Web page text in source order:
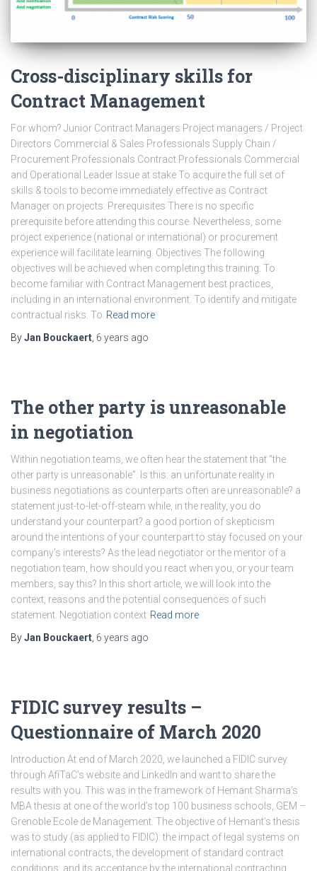
Cross-disciplinary skills for
Contract Management
For whom? Junior Contract Managers Project managers / Project
Directors Commercial & Sales Professionals Supply Chain /
Procurement Professionals Contract Professionals Commercial
and Operational Leader Issue at stake To acquire the full set of
skills & tools to become immediately effective as Contract
Manager on projects. Prerequisites There is no specific
prerequisite before attending this course. Nevertheless, some
project experience (national or international) or procurement
experience will facilitate learning. Objectives The following
objectives will be achieved when completing this training: To
become familiar with Contract Management best practices,
including in an international environment. To identify and mitigate
contractual risks. To Read more
ByJan Bouckaert 6 years ago
The other party is unreasonable
in negotiation
Within negotiation teams, we often hear the statement that “the
other party is unreasonable”. Is this: an unfortunate reality in
business negotiations as counterparts often are unreasonable? a
statement just-to-let-off-steam while, in the reality, you do
understand your counterpart? a good portion of skepticism
around the intentions of your counterpart to stay focused on your
company’s interests? As the lead negotiator or the mentor of a
negotiation team, how should you react when you, or your team
members, say this? In this short article, we will look into the
context, reasons and the potential consequences of such
statement. Negotiation context Read more
ByJan Bouckaert 6 years ago
FIDIC survey results –
Questionnaire of March 2020
Introduction At end of March 2020, we launched a FIDIC survey
through AfiTaC’s website and LinkedIn and want to share the
results with you. This was in the framework of Hemant Sharma’s
MBA thesis at one of the world’s top 100 business schools, GEM –
Grenoble Ecole de Management. The objective of Hemant’s thesis
was to study (as applied to FIDIC): the impact of legal systems on
international contracts, the development of standard contract
conditions, and its acceptance by the international contracting